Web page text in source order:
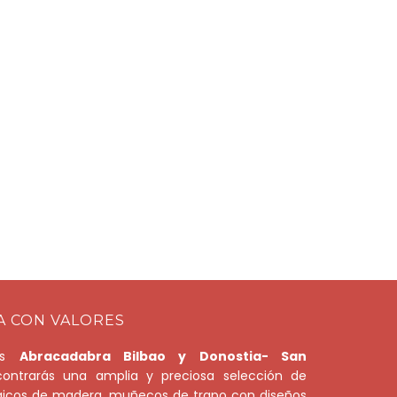
CON VALORES
Abracadabra Bilbao y Donostia- San
una amplia y preciosa selección de